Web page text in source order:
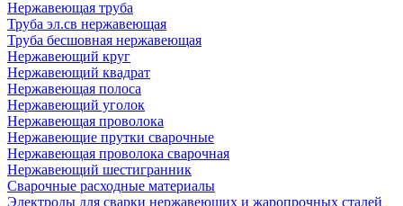
Нержавеющая труба
Труба эл.св нержавеющая
Труба бесшовная нержавеющая
Нержавеющий круг
Нержавеющий квадрат
Нержавеющая полоса
Нержавеющий уголок
Нержавеющая проволока
Нержавеющие прутки сварочные
Нержавеющая проволока сварочная
Нержавеющий шестигранник
Сварочные расходные материалы
Электроды для сварки нержавеющих и жаропрочных сталей